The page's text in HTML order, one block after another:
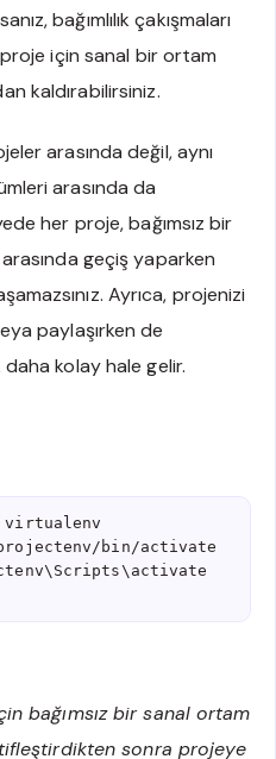
bağımlılık çakışmaları
için sanal bir ortam
kaldırabilirsiniz.
arasında değil, aynı
arasında da
her proje, bağımsız bir
geçiş yaparken
Ayrıca, projenizi
paylaşırken de
daha kolay hale gelir.
bin/activate
bağımsız bir sanal ortam
sonra projeye